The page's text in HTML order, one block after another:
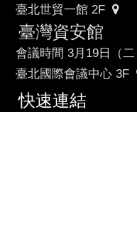
臺北世貿一館 2F
臺灣資安館
會議時間 3月19日（二
臺北國際會議中心 3F
快速連結